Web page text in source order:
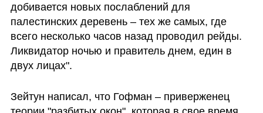
добивается новых послаблений для
палестинских деревень – тех же самых, где
всего несколько часов назад проводил рейды.
Ликвидатор ночью и правитель днем, един в
двух лицах".
Зейтун написал, что Гофман – приверженец